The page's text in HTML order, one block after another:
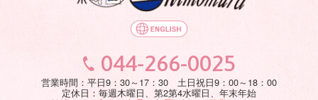
044-266-0025
営業時間：平日9：30～17：30 土日祝日9：00～18：00
定休日：毎週木曜日、第2第4水曜日、年末年始